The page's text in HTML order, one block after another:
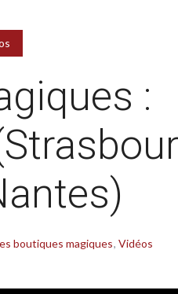
:
boutiques magiques Vidéos